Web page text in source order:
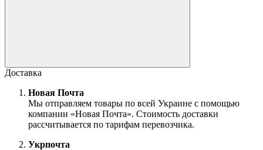
Доставка
Новая Почта
Мы отправляем товары по всей Украине с помощью
компании «Новая Почта». Стоимость доставки
рассчитывается по тарифам перевозчика.
Укрпочта